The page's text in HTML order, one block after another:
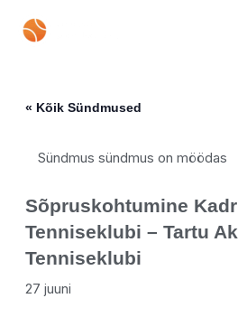
« Kõik Sündmused
Sündmus sündmus on möödas
Sõpruskohtumine
Tenniseklubi – Tartu
Tenniseklubi
27 juuni